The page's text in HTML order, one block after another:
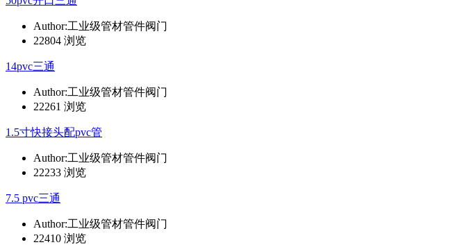
Author:工业级管材管件阀门
22804 浏览
14pvc三通
Author:工业级管材管件阀门
22261 浏览
1.5寸快接头配pvc管
Author:工业级管材管件阀门
22233 浏览
7.5 pvc三通
Author:工业级管材管件阀门
22410 浏览